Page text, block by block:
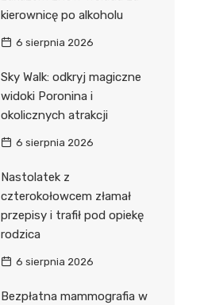
kierownicę po alkoholu
6 sierpnia 2026
Sky Walk: odkryj magiczne
widoki Poronina i
okolicznych atrakcji
6 sierpnia 2026
Nastolatek z
czterokołowcem złamał
przepisy i trafił pod opiekę
rodzica
6 sierpnia 2026
Bezpłatna mammografia w